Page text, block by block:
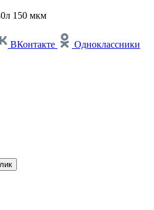
150 мкм
ВКонтакте
Одноклассники